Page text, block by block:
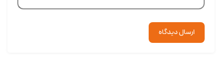
ارسال دیدگاه